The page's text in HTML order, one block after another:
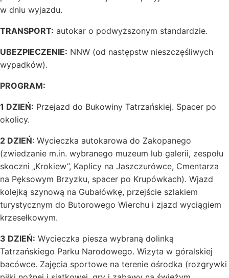
w dniu wyjazdu.
TRANSPORT: autokar o podwyższonym standardzie.
UBEZPIECZENIE: NNW (od następstw nieszczęśliwych
wypadków).
PROGRAM:
1 DZIEŃ: Przejazd do Bukowiny Tatrzańskiej. Spacer po
okolicy.
2 DZIEŃ: Wycieczka autokarowa do Zakopanego
(zwiedzanie m.in. wybranego muzeum lub galerii, zespołu
skoczni „Krokiew”, Kaplicy na Jaszczurówce, Cmentarza
na Pęksowym Brzyzku, spacer po Krupówkach). Wjazd
kolejką szynową na Gubałówkę, przejście szlakiem
turystycznym do Butorowego Wierchu i zjazd wyciągiem
krzesełkowym.
3 DZIEŃ: Wycieczka piesza wybraną dolinką
Tatrzańskiego Parku Narodowego. Wizyta w góralskiej
bacówce. Zajęcia sportowe na terenie ośrodka (rozgrywki